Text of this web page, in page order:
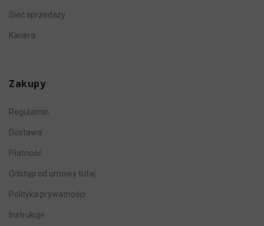
Sieć sprzedaży
Kariera
Zakupy
Regulamin
Dostawa
Płatność
Odstąp od umowy tutaj
Polityka prywatności
Instrukcje